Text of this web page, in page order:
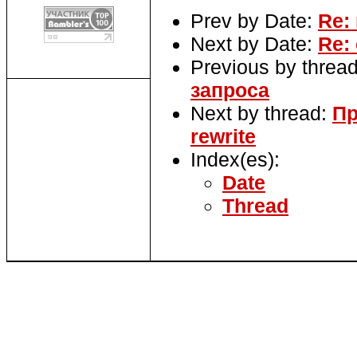
Prev by Date: Re:
Next by Date: Re:
Previous by
запроса
Next by thread:
rewrite
Index(es):
Date
Thread